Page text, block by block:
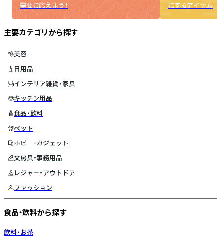
需要に応えよう！
にするアイテム
主要カテゴリから探す
美容
日用品
インテリア雑貨・家具
キッチン用品
食品・飲料
ペット
ホビー・ガジェット
文房具・事務用品
レジャー・アウトドア
ファッション
食品・飲料から探す
飲料・お茶